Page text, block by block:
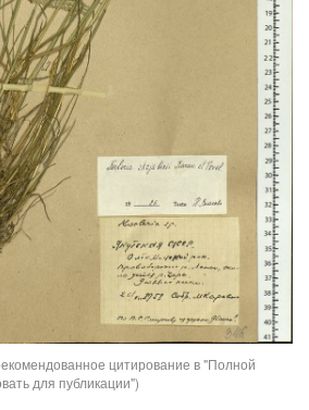
цитирование в "Полной
для публикации")